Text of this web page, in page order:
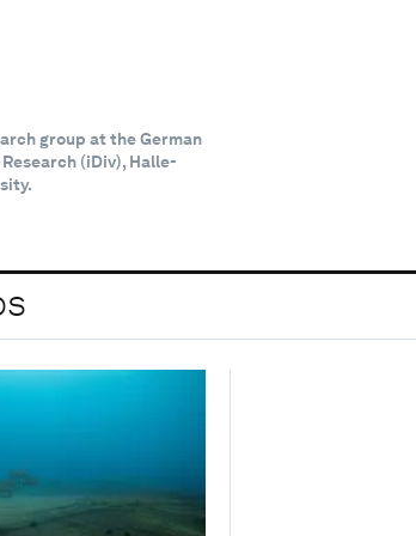
group at the German
(iDiv), Halle-